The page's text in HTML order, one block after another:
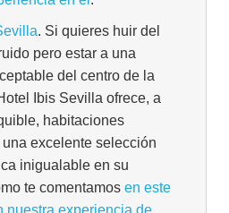
. Si quieres huir del
pero estar a una
del centro de la
Ibis Sevilla ofrece, a
habitaciones
excelente selección
inigualable en su
te comentamos en este
nuestra experiencia de